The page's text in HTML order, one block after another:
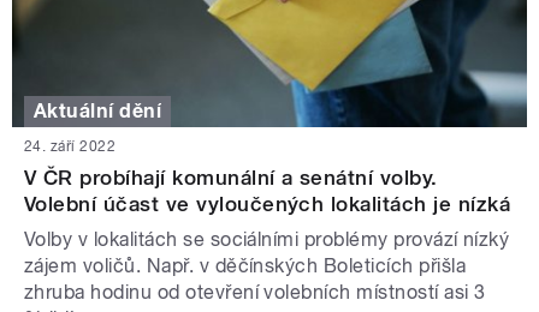
Aktuální dění
24. září 2022
V ČR probíhají komunální a senátní volby.
Volební účast ve vyloučených lokalitách je nízká
Volby v lokalitách se sociálními problémy provází nízký
zájem voličů. Např. v děčínských Boleticích přišla
zhruba hodinu od otevření volebních místností asi 3